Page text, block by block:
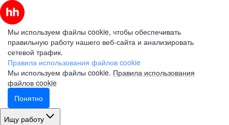
Мы используем файлы cookie, чтобы обеспечивать
правильную работу нашего веб-сайта и анализировать
сетевой трафик.
Правила использования файлов cookie
Мы используем файлы cookie. Правила использования
файлов cookie
Понятно
Ищу работу